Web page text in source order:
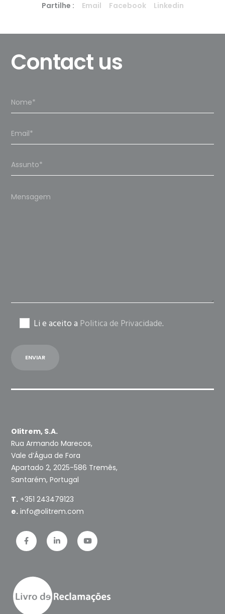
Partilhe : Email Facebook Linkedin
Contact us
Please
Li e aceito a Politica de Privacidade.
Olitrem, S.A.
Rua Armando Marecos,
Vale d’Água de Fora
Apartado 2, 2025-586 Tremês,
Santarém, Portugal
T. +351 243479123
e. info@olitrem.com